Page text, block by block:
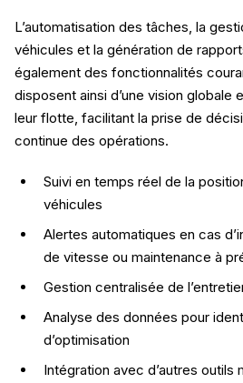
L’automatisation des tâches, la
véhicules et la génération de
également des fonctionnalités
disposent ainsi d’une vision globale
leur flotte, facilitant la prise de
continue des opérations.
Suivi en temps réel de la
véhicules
Alertes automatiques en cas
de vitesse ou maintenance à
Gestion centralisée de
Analyse des données pour
d’optimisation
Intégration avec d’autres